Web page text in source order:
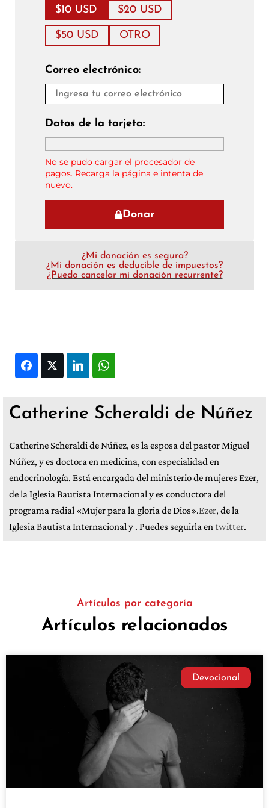
$10 USD $20 USD
$50 USD OTRO
Correo electrónico:
Datos de la tarjeta:
No se pudo cargar el procesador de
pagos. Recarga la página e intenta de
nuevo.
Donar
¿Mi donación es segura?
¿Mi donación es deducible de impuestos?
¿Puedo cancelar mi donación recurrente?
FacebookTwitter LinkedIn
Catherine Scheraldi de Núñez
Catherine Scheraldi de Núñez, es la esposa del pastor Miguel
Núñez, y es doctora en medicina, con especialidad en
endocrinología. Está encargada del ministerio de mujeres Ezer,
de la Iglesia Bautista Internacional y es conductora del
programa radial «Mujer para la gloria de Dios».Ezer, de la
Iglesia Bautista Internacional y . Puedes seguirla entwitter.
Artículos por categoría
Artículos relacionados
Devocional